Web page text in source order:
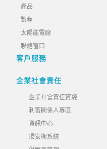
產品
製程
太陽能電廠
聯絡窗口
客戶服務
企業社會責任
企業社會責任實踐
利害關係人專區
資訊中心
環安衛系統